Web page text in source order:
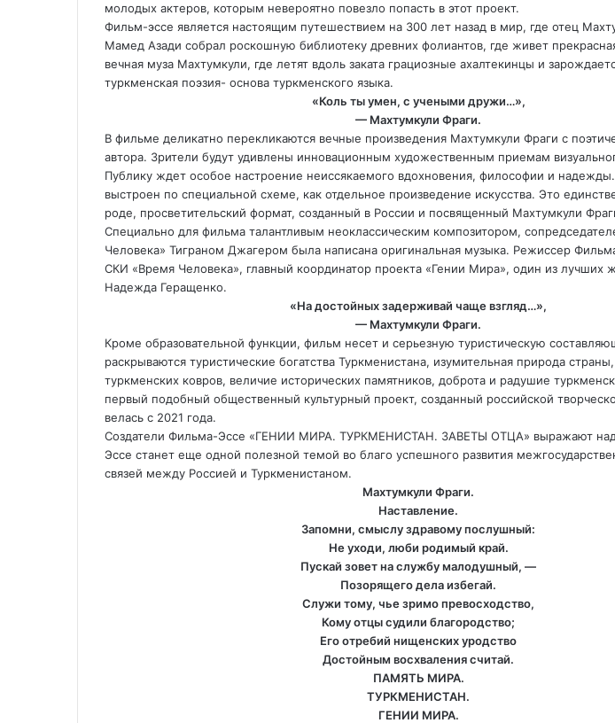
молодых актеров, которым невероятно повезло попасть в этот проект.
Фильм-эссе является настоящим путешествием на 300 лет назад в мир, где отец
Мамед Азади собрал роскошную библиотеку древних фолиантов, где живет
вечная муза Махтумкули, где летят вдоль заката грациозные ахалтекинцы и
туркменская поэзия- основа туркменского языка.
«Коль ты умен, с учеными дружи…»,
— Махтумкули Фраги.
В фильме деликатно перекликаются вечные произведения Махтумкули Фраги с
автора. Зрители будут удивлены инновационным художественным приемам
Публику ждет особое настроение неиссякаемого вдохновения, философии и
выстроен по специальной схеме, как отдельное произведение искусства. Это
роде, просветительский формат, созданный в России и посвященный Махтумкули
Специально для фильма талантливым неоклассическим композитором,
Человека» Тиграном Джагером была написана оригинальная музыка. Режиссер
СКИ «Время Человека», главный координатор проекта «Гении Мира», один из лучших
Надежда Геращенко.
«На достойных задерживай чаще взгляд…»,
— Махтумкули Фраги.
Кроме образовательной функции, фильм несет и серьезную туристическую
раскрываются туристические богатства Туркменистана, изумительная природа
туркменских ковров, величие исторических памятников, доброта и радушие
первый подобный общественный культурный проект, созданный российской
велась с 2021 года.
Создатели Фильма-Эссе «ГЕНИИ МИРА. ТУРКМЕНИСТАН. ЗАВЕТЫ ОТЦА» выражают
Эссе станет еще одной полезной темой во благо успешного развития
связей между Россией и Туркменистаном.
Махтумкули Фраги.
Наставление.
Запомни, смыслу здравому послушный:
Не уходи, люби родимый край.
Пускай зовет на службу малодушный, —
Позорящего дела избегай.
Служи тому, чье зримо превосходство,
Кому отцы судили благородство;
Его отребий нищенских уродство
Достойным восхваления считай.
ПАМЯТЬ МИРА.
ТУРКМЕНИСТАН.
ГЕНИИ МИРА.